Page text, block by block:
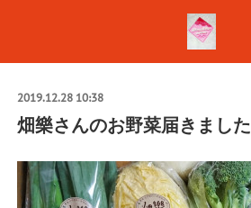
2019.12.28 10:38
畑樂さんのお野菜届きました